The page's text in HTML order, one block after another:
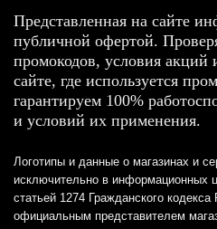
Представленная на сайте
публичной офертой.
промокодов, условия акций
сайте, где используется
гарантируем 100%
и условий их применения.
Логотипы и данные о магазинах и
исключительно в информационных
статьей 1274 Гражданского
официальным представителем